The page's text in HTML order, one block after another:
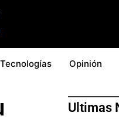
Tecnologías Opinión
Ultimas